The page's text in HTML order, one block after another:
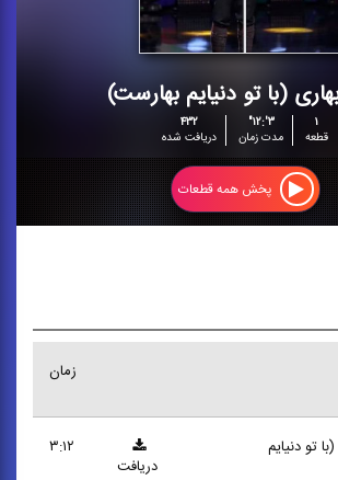
(با تو دنیایم بهارست)
۱
قطعه
۳':۱۲"
مدت زمان
۴۳۲
دریافت شده
پخش همه قطعات
زمان
تو دنيايم
۳:۱۲
دریافت